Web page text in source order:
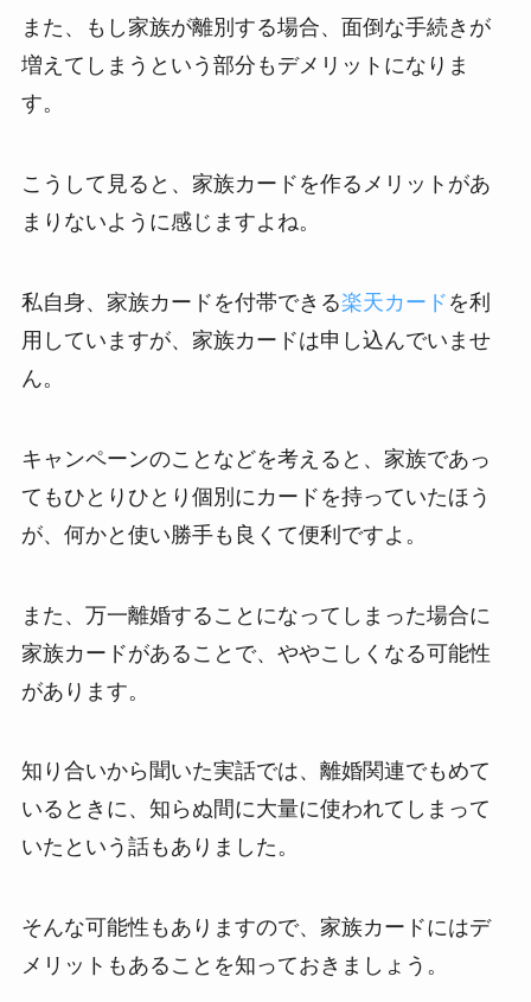
また、もし家族が離別する場合、面倒な手続きが
増えてしまうという部分もデメリットになりま
す。
こうして見ると、家族カードを作るメリットがあ
まりないように感じますよね。
私自身、家族カードを付帯できる楽天カード を利
用していますが、家族カードは申し込んでいませ
ん。
キャンペーンのことなどを考えると、家族であっ
てもひとりひとり個別にカードを持っていたほう
が、何かと使い勝手も良くて便利ですよ。
また、万一離婚することになってしまった場合に
家族カードがあることで、ややこしくなる可能性
があります。
知り合いから聞いた実話では、離婚関連でもめて
いるときに、知らぬ間に大量に使われてしまって
いたという話もありました。
そんな可能性もありますので、家族カードにはデ
メリットもあることを知っておきましょう。